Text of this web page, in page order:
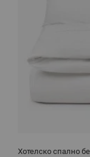
Хотелско спално